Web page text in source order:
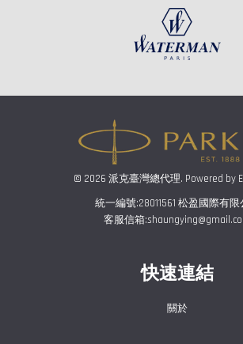
© 2026 派克臺灣總代理. Powered by
統一編號:28011561 松盈國際有限
客服信箱
快速連結
關於